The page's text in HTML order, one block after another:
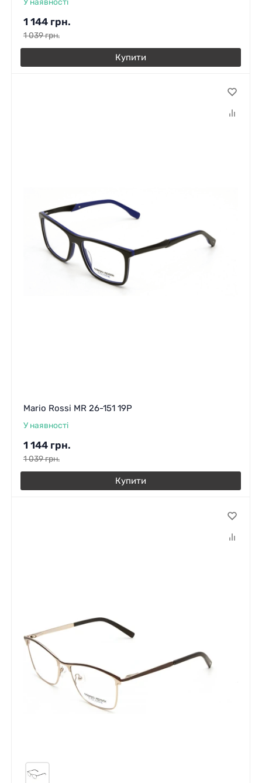
1 144 грн.
1 039грн.
Купити
Mario Rossi MR 26-151 19P
У наявності
1 144 грн.
1 039грн.
Купити